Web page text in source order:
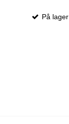
På lager